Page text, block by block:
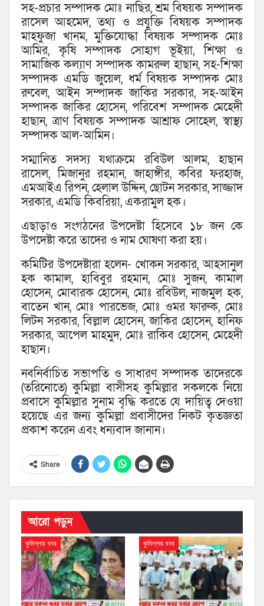
সহ-প্রচার সম্পাদক মোঃ নাছির, শ্রম বিষয়ক সম্পাদক
রাসেল আহমেদ, তথ্য ও প্রযুক্তি বিষয়ক সম্পাদক
মাহফুজা খানম, মুক্তিযোদ্ধা বিষয়ক সম্পাদক মোঃ
আমির, কৃষি সম্পাদক সোহাগ ভূইয়া, শিক্ষা ও
সামাজিক কল্যাণ সম্পাদক কামরুল হাছান, সহ-শিক্ষা
সম্পাদক এমডি জুয়েল, ধর্ম বিষয়ক সম্পাদক মোঃ
রুবেল, আইন সম্পাদক জাকির সরকার, সহ-আইন
সম্পাদক জাকির হোসেন, পরিবেশ সম্পাদক মেহেদী
হাছান, ত্রাণ বিষয়ক সম্পাদক আশ্রাফ সোহেল, স্বাস্থ্য
সম্পাদক আল-আমিন।
সম্মানিত সদস্য যথাক্রমে রবিউল আলম, হাছান
রাসেল, মিজানুর রহমান, জাহাঙ্গীর, কবির ফরহাজ,
এমআইএ রিপন, হেলাল উদ্দিন, ছোটন সরকার, সাজ্জাদ
সরকার, এমডি কিবরিয়া, একরামুল হক।
এছাড়াও সংগঠনের উপদেষ্টা হিসেবে ১৮ জন কে
উপদেষ্টা করে তাদের ও নাম ঘোষণা করা হয়।
কমিটির উপদেষ্টারা হলেন- খোকন সরকার, আহসানুল
হক কামাল, হাবিবুর রহমান, মোঃ সুজন, কামাল
হোসেন, মোবারক হোসেন, মোঃ রবিউল, নাজমুল হক,
বাতেন খান, মোঃ পারভেজ, মোঃ ওমর ফারুক, মোঃ
লিটন সরকার, বিল্লাল হোসেন, জাকির হোসেন, হানিফ
সরকার, আপেল মাহমুদ, মোঃ রাকিব হোসেন, মেহেদী
হাছান।
নবনির্বাচিত সভাপতি ও সাধারণ সম্পাদক তাদেরকে
(তরিনোতে) কুমিল্লা বাসীসহ কুমিল্লার সকলকে নিয়ে
প্রবাসে কুমিল্লার সুনাম বৃদ্ধি করতে যে দায়িত্ব দেওয়া
হয়েছে এর জন্য কুমিল্লা প্রবাসীদের নিকট কৃতজ্ঞতা
প্রকাশ করেন এবং ধন্যবাদ জানান।
Share
আরো পড়ুন
কুমিল্লার খবর কুমিল্লার খবর